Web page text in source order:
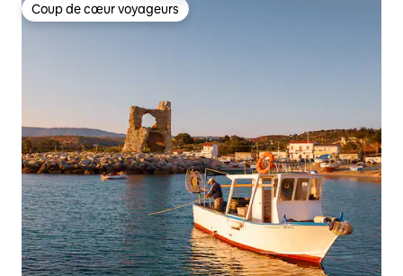
Coup de cœur voyageurs
Coup de cœur voyageurs